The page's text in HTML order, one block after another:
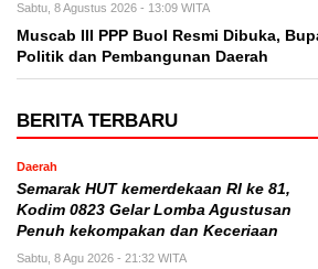
Sabtu, 8 Agustus 2026 - 13:09 WITA
Muscab III PPP Buol Resmi Dibuka,
Politik dan Pembangunan Daerah
BERITA TERBARU
Daerah
Semarak HUT kemerdekaan RI ke 81,
Kodim 0823 Gelar Lomba Agustusan
Penuh kekompakan dan Keceriaan
Sabtu, 8 Agu 2026 - 21:32 WITA